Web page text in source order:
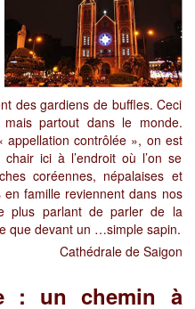
des gardiens de buffles. Ceci
partout dans le monde.
appellation contrôlée », on est
ici à l’endroit où l’on se
coréennes, népalaises et
famille reviennent dans nos
plus parlant de parler de la
que devant un …simple sapin.
Cathédrale de Saigon
: un chemin à